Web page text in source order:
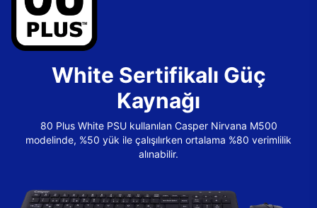
White Sertifikalı Güç
Kaynağı
80 Plus White PSU kullanılan Casper Nirvana M500
modelinde, %50 yük ile çalışılırken ortalama %80 verimlilik
alınabilir.